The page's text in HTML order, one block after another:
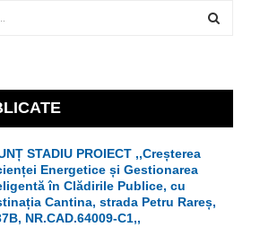
E
A
C
STADIU PROIECT ,,Creșterea
Energetice și Gestionarea
în Clădirile Publice, cu
Cantina, strada Petru Rareș,
NR.CAD.64009-C1,,